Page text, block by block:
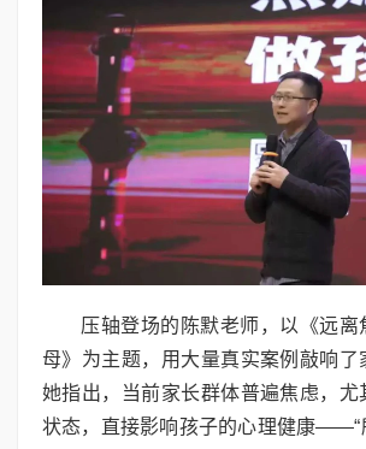
压轴登场的陈默老师，以《远离
母》为主题，用大量真实案例敲响了
她指出，当前家长群体普遍焦虑，尤
状态，直接影响孩子的心理健康——“